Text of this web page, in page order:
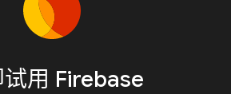
用 Firebase